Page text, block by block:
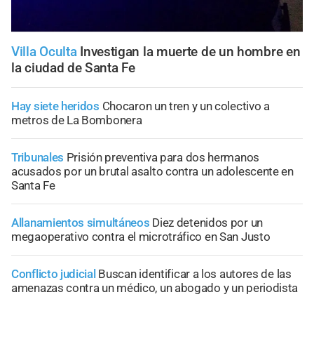
Villa Oculta Investigan la muerte de un hombre en
la ciudad de Santa Fe
Hay siete heridos Chocaron un tren y un colectivo a
metros de La Bombonera
Tribunales Prisión preventiva para dos hermanos
acusados por un brutal asalto contra un adolescente en
Santa Fe
Allanamientos simultáneos Diez detenidos por un
megaoperativo contra el microtráfico en San Justo
Conflicto judicial Buscan identificar a los autores de las
amenazas contra un médico, un abogado y un periodista